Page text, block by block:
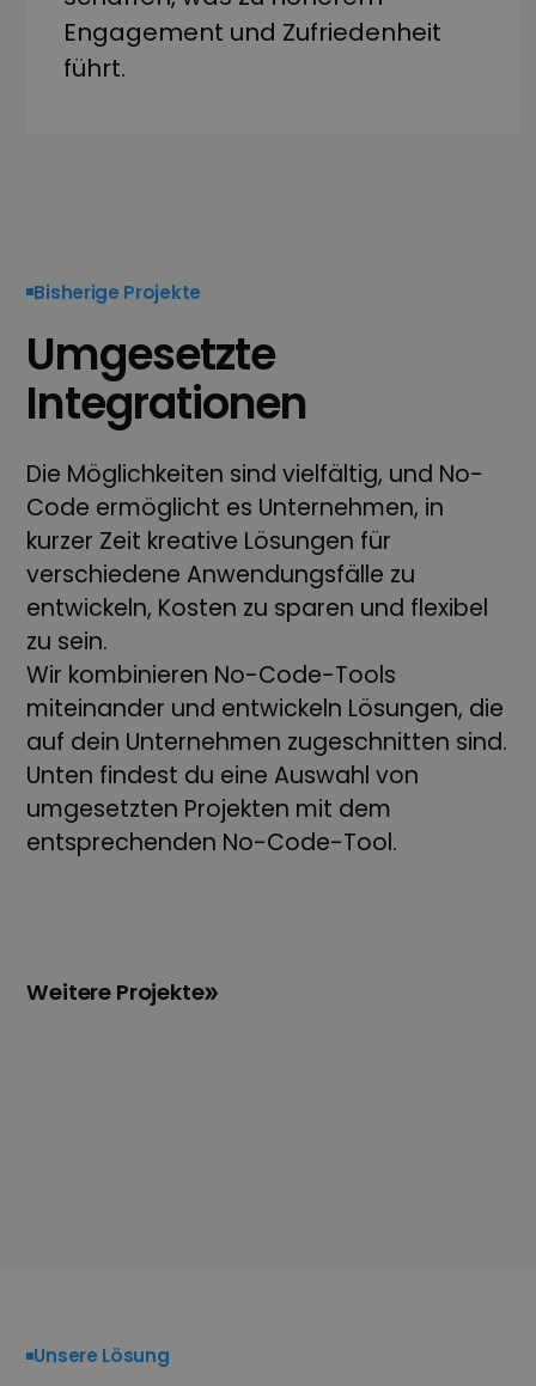
Engagement und Zufriedenheit
führt.
Bisherige Projekte
Um­­gesetzte
Integrationen
Die Möglichkeiten sind vielfältig, und No-
Code ermöglicht es Unternehmen, in
kurzer Zeit kreative Lösungen für
verschiedene Anwendungsfälle zu
entwickeln, Kosten zu sparen und flexibel
zu sein.
Wir kombinieren No-Code-Tools
miteinander und entwickeln Lösungen, die
auf dein Unternehmen zugeschnitten sind.
Unten findest du eine Auswahl von
umgesetzten Projekten mit dem
entsprechenden No-Code-Tool.
Weitere Projekte
Unsere Lösung